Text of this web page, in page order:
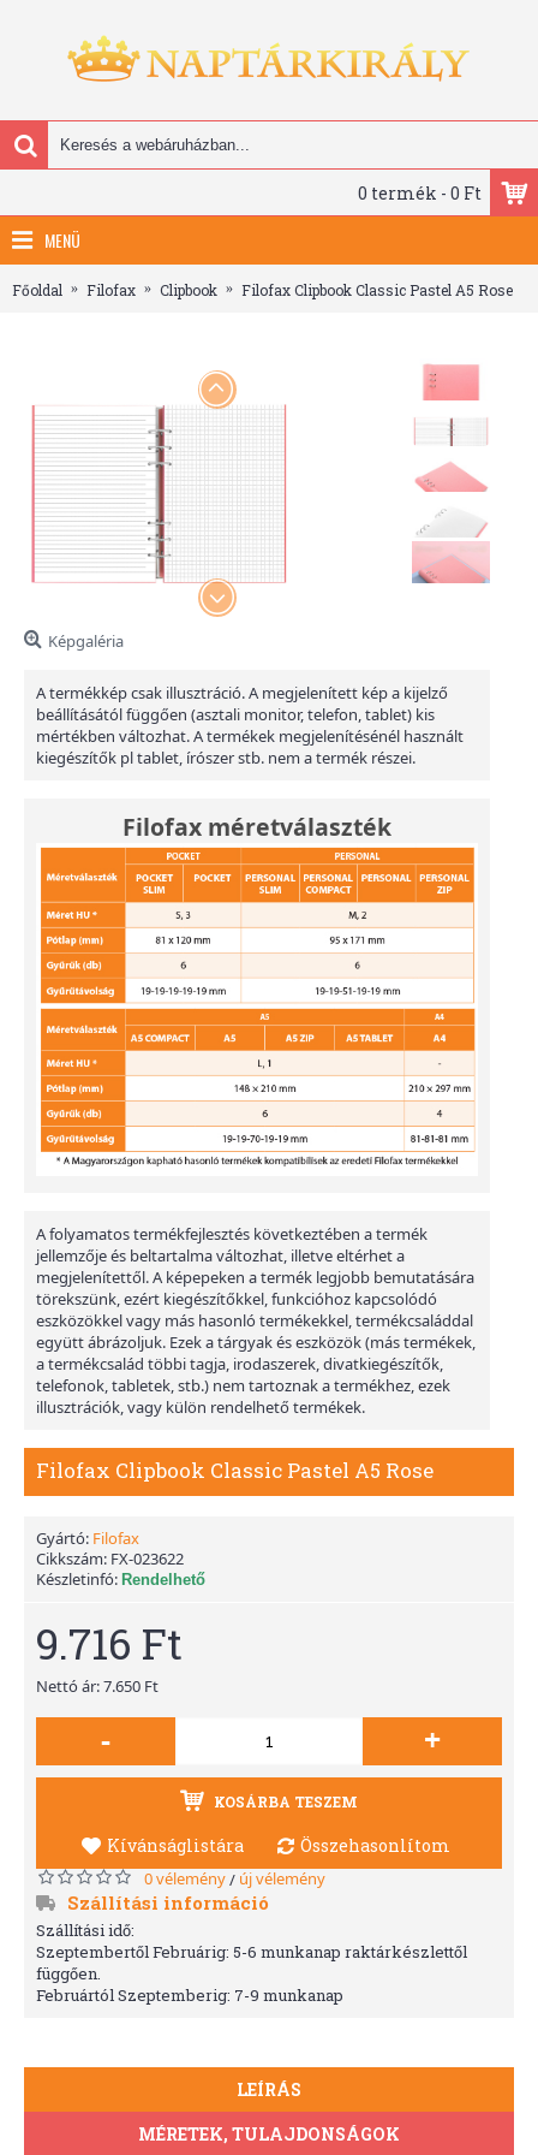
0 termék - 0 Ft
MENÜ
Főoldal Filofax Clipbook Filofax Clipbook Classic Pastel A5 Rose
Képgaléria
A termékkép csak illusztráció. A megjelenített kép a kijelző
beállításától függően (asztali monitor, telefon, tablet) kis
mértékben változhat. A termékek megjelenítésénél használt
kiegészítők pl tablet, írószer stb. nem a termék részei.
Filofax méretválaszték
A folyamatos termékfejlesztés következtében a termék
jellemzője és beltartalma változhat, illetve eltérhet a
megjelenítettől. A képepeken a termék legjobb bemutatására
törekszünk, ezért kiegészítőkkel, funkcióhoz kapcsolódó
eszközökkel vagy más hasonló termékekkel, termékcsaláddal
együtt ábrázoljuk. Ezek a tárgyak és eszközök (más termékek,
a termékcsalád többi tagja, irodaszerek, divatkiegészítők,
telefonok, tabletek, stb.) nem tartoznak a termékhez, ezek
illusztrációk, vagy külön rendelhető termékek.
Filofax Clipbook Classic Pastel A5 Rose
Gyártó: Filofax
Cikkszám: FX-023622
Készletinfó: Rendelhető
9.716 Ft
Nettó ár: 7.650 Ft
- +
KOSÁRBA TESZEM
Kívánságlistára Összehasonlítom
0 vélemény/ új vélemény
Szállítási információ
Szállítási idő:
Szeptembertől Februárig: 5-6 munkanap raktárkészlettől
függően.
Februártól Szeptemberig: 7-9 munkanap
LEÍRÁS
MÉRETEK, TULAJDONSÁGOK